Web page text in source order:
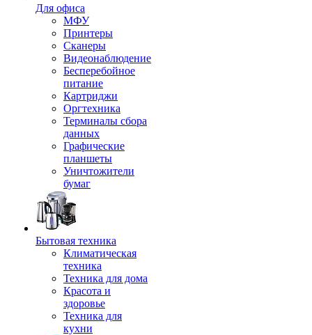
Для офиса
МФУ
Принтеры
Сканеры
Видеонаблюдение
Бесперебойное
питание
Картриджи
Оргтехника
Терминалы сбора
данных
Графические
планшеты
Уничтожители
бумаг
Бытовая техника
Климатическая
техника
Техника для дома
Красота и
здоровье
Техника для
кухни